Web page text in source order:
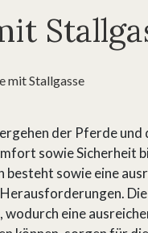
der Pferde
sowie Sicherheit
sowie eine
eine